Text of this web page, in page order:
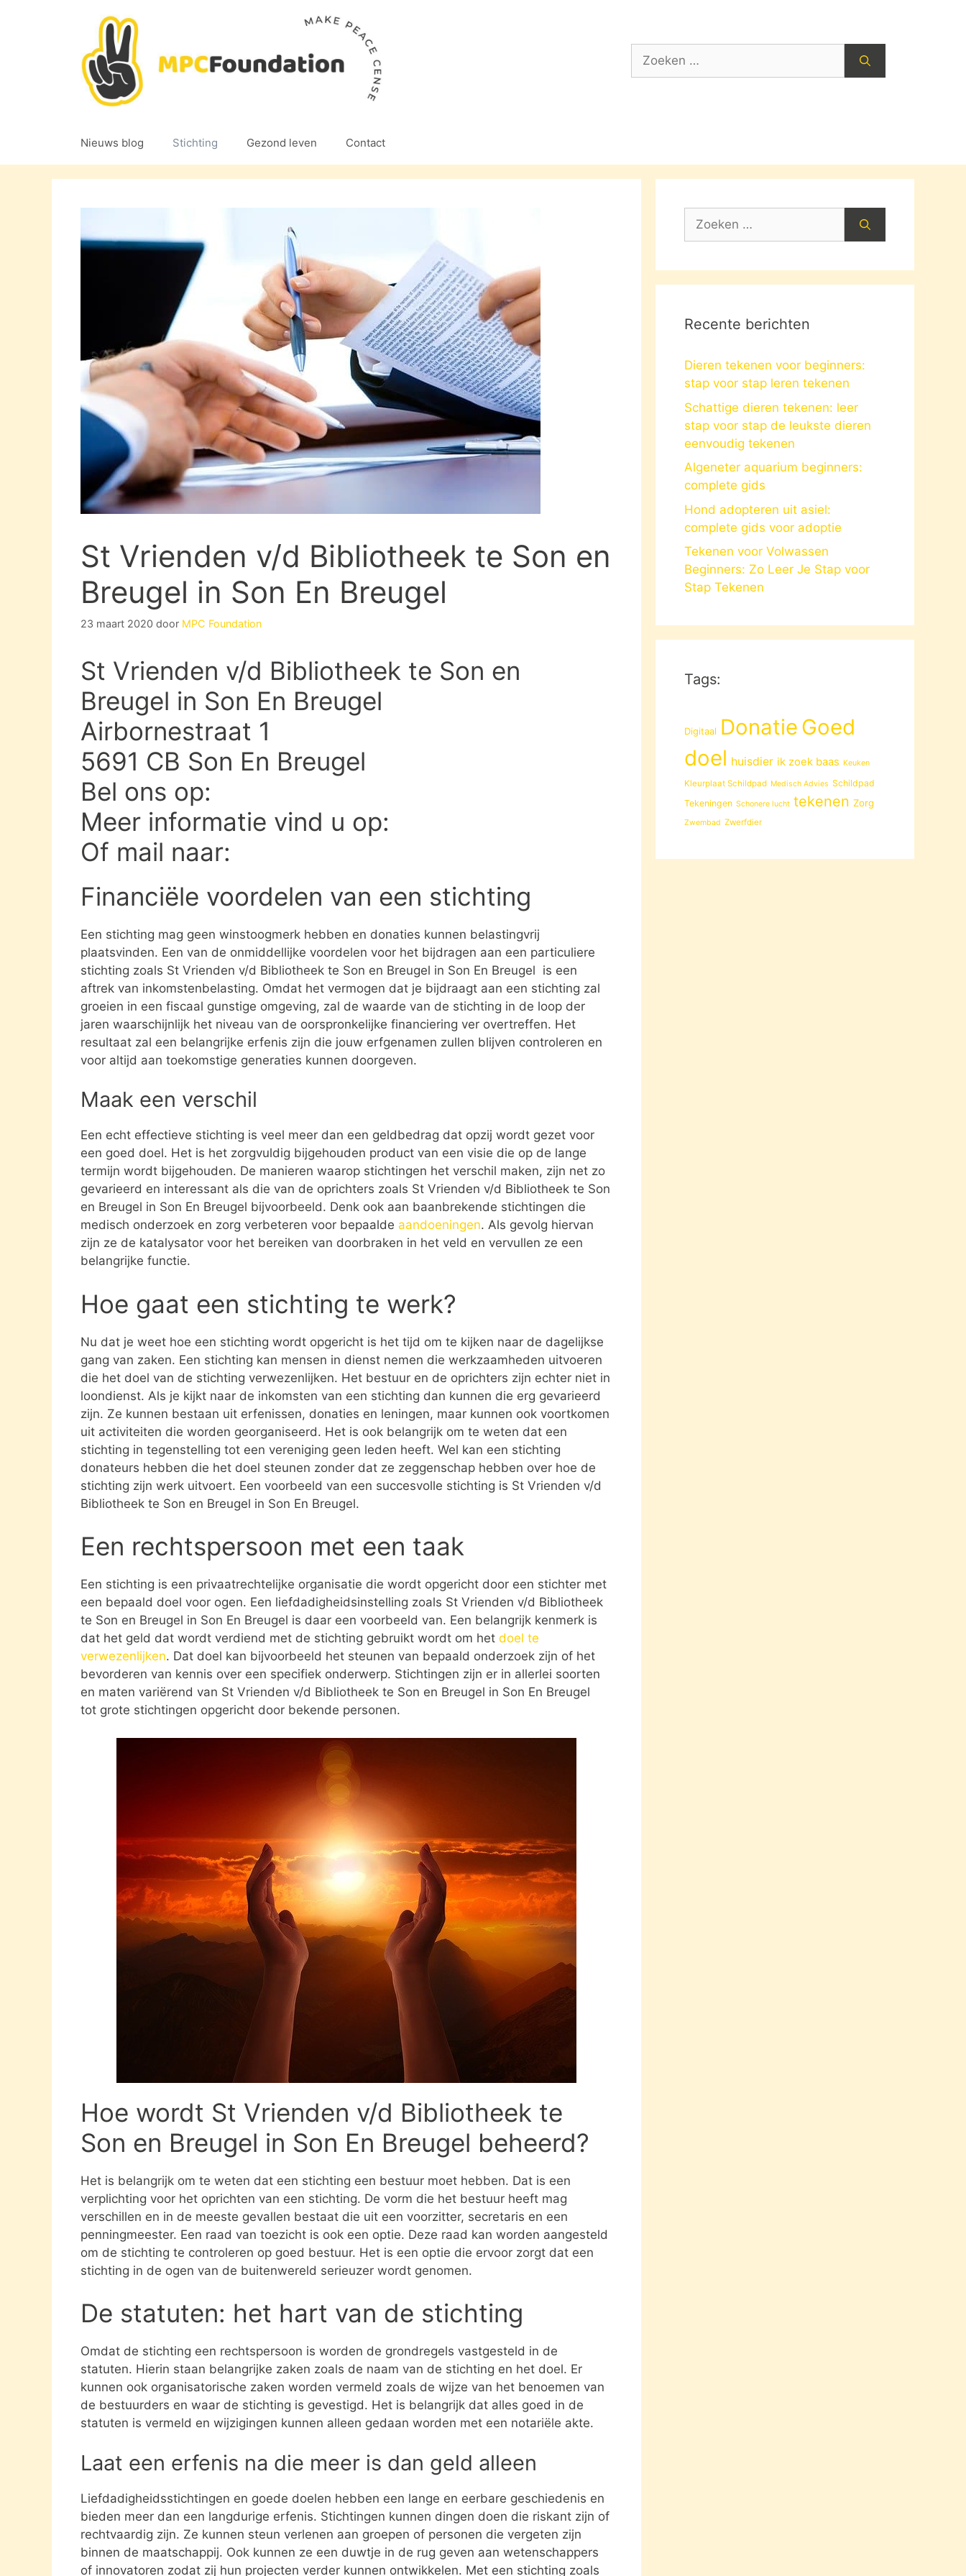
Zoek
Nieuws blog Stichting Gezond leven Contact
St Vrienden v/d Bibliotheek te Son en
Breugel in Son En Breugel
23 maart 2020 door MPC Foundation
St Vrienden v/d Bibliotheek te Son en
Breugel in Son En Breugel
Airbornestraat 1
5691 CB Son En Breugel
Bel ons op:
Meer informatie vind u op:
Of mail naar:
Financiële voordelen van een stichting
Een stichting mag geen winstoogmerk hebben en donaties kunnen belastingvrij
plaatsvinden. Een van de onmiddellijke voordelen voor het bijdragen aan een particuliere
stichting zoals St Vrienden v/d Bibliotheek te Son en Breugel in Son En Breugel is een
aftrek van inkomstenbelasting. Omdat het vermogen dat je bijdraagt aan een stichting zal
groeien in een fiscaal gunstige omgeving, zal de waarde van de stichting in de loop der
jaren waarschijnlijk het niveau van de oorspronkelijke financiering ver overtreffen. Het
resultaat zal een belangrijke erfenis zijn die jouw erfgenamen zullen blijven controleren en
voor altijd aan toekomstige generaties kunnen doorgeven.
Maak een verschil
Een echt effectieve stichting is veel meer dan een geldbedrag dat opzij wordt gezet voor
een goed doel. Het is het zorgvuldig bijgehouden product van een visie die op de lange
termijn wordt bijgehouden. De manieren waarop stichtingen het verschil maken, zijn net zo
gevarieerd en interessant als die van de oprichters zoals St Vrienden v/d Bibliotheek te Son
en Breugel in Son En Breugel bijvoorbeeld. Denk ook aan baanbrekende stichtingen die
medisch onderzoek en zorg verbeteren voor bepaalde aandoeningen. Als gevolg hiervan
zijn ze de katalysator voor het bereiken van doorbraken in het veld en vervullen ze een
belangrijke functie.
Hoe gaat een stichting te werk?
Nu dat je weet hoe een stichting wordt opgericht is het tijd om te kijken naar de dagelijkse
gang van zaken. Een stichting kan mensen in dienst nemen die werkzaamheden uitvoeren
die het doel van de stichting verwezenlijken. Het bestuur en de oprichters zijn echter niet in
loondienst. Als je kijkt naar de inkomsten van een stichting dan kunnen die erg gevarieerd
zijn. Ze kunnen bestaan uit erfenissen, donaties en leningen, maar kunnen ook voortkomen
uit activiteiten die worden georganiseerd. Het is ook belangrijk om te weten dat een
stichting in tegenstelling tot een vereniging geen leden heeft. Wel kan een stichting
donateurs hebben die het doel steunen zonder dat ze zeggenschap hebben over hoe de
stichting zijn werk uitvoert. Een voorbeeld van een succesvolle stichting is St Vrienden v/d
Bibliotheek te Son en Breugel in Son En Breugel.
Een rechtspersoon met een taak
Een stichting is een privaatrechtelijke organisatie die wordt opgericht door een stichter met
een bepaald doel voor ogen. Een liefdadigheidsinstelling zoals St Vrienden v/d Bibliotheek
te Son en Breugel in Son En Breugel is daar een voorbeeld van. Een belangrijk kenmerk is
dat het geld dat wordt verdiend met de stichting gebruikt wordt om het doel te
verwezenlijken. Dat doel kan bijvoorbeeld het steunen van bepaald onderzoek zijn of het
bevorderen van kennis over een specifiek onderwerp. Stichtingen zijn er in allerlei soorten
en maten variërend van St Vrienden v/d Bibliotheek te Son en Breugel in Son En Breugel
tot grote stichtingen opgericht door bekende personen.
Hoe wordt St Vrienden v/d Bibliotheek te
Son en Breugel in Son En Breugel beheerd?
Het is belangrijk om te weten dat een stichting een bestuur moet hebben. Dat is een
verplichting voor het oprichten van een stichting. De vorm die het bestuur heeft mag
verschillen en in de meeste gevallen bestaat die uit een voorzitter, secretaris en een
penningmeester. Een raad van toezicht is ook een optie. Deze raad kan worden aangesteld
om de stichting te controleren op goed bestuur. Het is een optie die ervoor zorgt dat een
stichting in de ogen van de buitenwereld serieuzer wordt genomen.
De statuten: het hart van de stichting
Omdat de stichting een rechtspersoon is worden de grondregels vastgesteld in de
statuten. Hierin staan belangrijke zaken zoals de naam van de stichting en het doel. Er
kunnen ook organisatorische zaken worden vermeld zoals de wijze van het benoemen van
de bestuurders en waar de stichting is gevestigd. Het is belangrijk dat alles goed in de
statuten is vermeld en wijzigingen kunnen alleen gedaan worden met een notariële akte.
Laat een erfenis na die meer is dan geld alleen
Liefdadigheidsstichtingen en goede doelen hebben een lange en eerbare geschiedenis en
bieden meer dan een langdurige erfenis. Stichtingen kunnen dingen doen die riskant zijn of
rechtvaardig zijn. Ze kunnen steun verlenen aan groepen of personen die vergeten zijn
binnen de maatschappij. Ook kunnen ze een duwtje in de rug geven aan wetenschappers
of innovatoren zodat zij hun projecten verder kunnen ontwikkelen. Met een stichting zoals
Zoek
Recente berichten
Dieren tekenen voor beginners:
stap voor stap leren tekenen
Schattige dieren tekenen: leer
stap voor stap de leukste dieren
eenvoudig tekenen
Algeneter aquarium beginners:
complete gids
Hond adopteren uit asiel:
complete gids voor adoptie
Tekenen voor Volwassen
Beginners: Zo Leer Je Stap voor
Stap Tekenen
Tags:
Digitaal Donatie Goed
doel huisdier ik zoek baas Keuken
Kleurplaat Schildpad Medisch Advies Schildpad
Tekeningen Schonere lucht tekenen Zorg
Zwembad Zwerfdier